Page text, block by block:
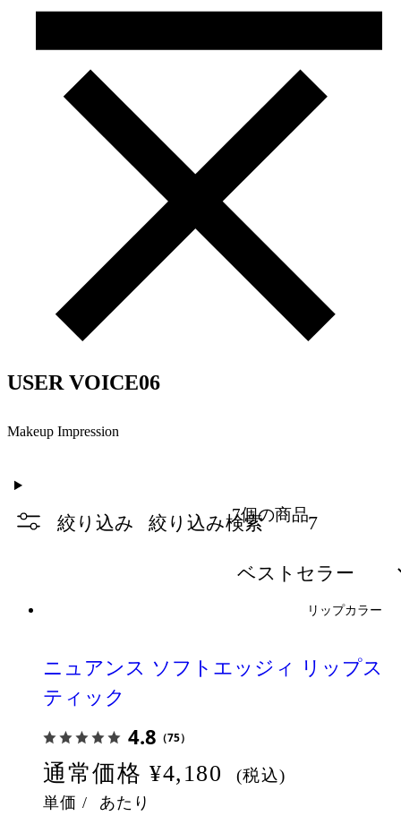
USER VOICE06
Makeup Impression
絞り込み 絞り込み検索 7
7個の商品
リップカラー
ニュアンス ソフトエッジィ リップス
ティック
4.8 （75）
通常価格 ¥4,180 (税込)
単価 / あたり